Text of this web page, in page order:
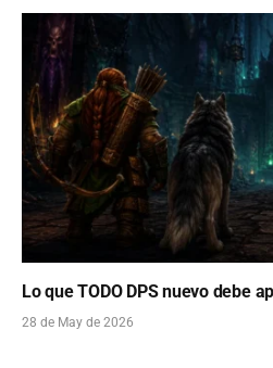
Lo que TODO DPS nuevo debe
28 de May de 2026